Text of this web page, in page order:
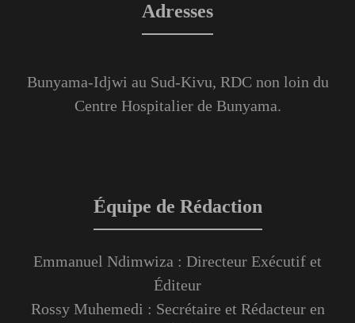
Adresses
Bunyama-Idjwi au Sud-Kivu, RDC non loin du
Centre Hospitalier de Bunyama.
Équipe de Rédaction
Emmanuel Ndimwiza : Directeur Exécutif et
Éditeur
Rossy Muhemedi : Secrétaire et Rédacteur en